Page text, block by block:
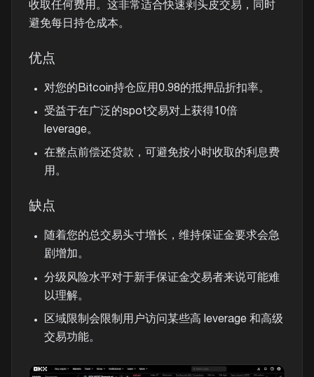
收取任何费用。这非常适合快速剥头皮交易，同时
避免每日持仓成本。
优点
对您的Bitcoin持仓应用0.98的抵押品折扣率。
受益于在广泛的spot交易对上获得10倍
leverage。
在整点前偿还贷款，可避免按小时收取的利息费
用。
缺点
随着您的总交易头寸增长，维持保证金要求会急
剧增加。
分级风险水平对于新手保证金交易者来说可能难
以理解。
区域限制会限制用户访问某些高 leverage 和高级
交易功能。